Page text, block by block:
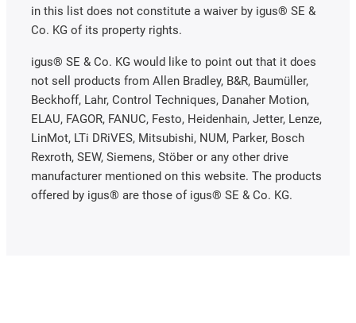
in this list does not constitute a waiver by igus® SE &
Co. KG of its property rights.
igus® SE & Co. KG would like to point out that it does
not sell products from Allen Bradley, B&R, Baumüller,
Beckhoff, Lahr, Control Techniques, Danaher Motion,
ELAU, FAGOR, FANUC, Festo, Heidenhain, Jetter, Lenze,
LinMot, LTi DRiVES, Mitsubishi, NUM, Parker, Bosch
Rexroth, SEW, Siemens, Stöber or any other drive
manufacturer mentioned on this website. The products
offered by igus® are those of igus® SE & Co. KG.